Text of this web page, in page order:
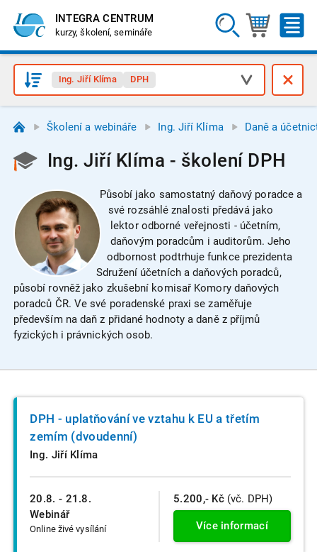
INTEGRA CENTRUM
kurzy, školení, semináře
Ing. Jiří Klíma DPH
Školení a webináře Ing. Jiří Klíma Daně a
Ing. Jiří Klíma - školení DPH
Působí jako samostatný daňový poradce a
své rozsáhlé znalosti předává jako
lektor odborné veřejnosti - účetním,
daňovým poradcům i auditorům. Jeho
odbornost podtrhuje funkce prezidenta
Sdružení účetních a daňových poradců,
působí rovněž jako zkušební komisař Komory daňových
poradců ČR. Ve své poradenské praxi se zaměřuje
především na daň z přidané hodnoty a daně z příjmů
fyzických i právnických osob.
20.8. - 21.8.
Webinář
Online živé vysílání
DPH - uplatňování ve vztahu k EU a třetím
zemím (dvoudenní)
Ing. Jiří Klíma
5.200,- Kč (vč. DPH)
Více informací